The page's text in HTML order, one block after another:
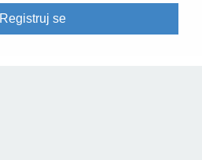
Registruj se